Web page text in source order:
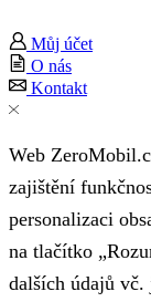
Můj účet
O nás
Kontakt
Web
zajištění
personalizaci
na tlačítko
dalších údajů